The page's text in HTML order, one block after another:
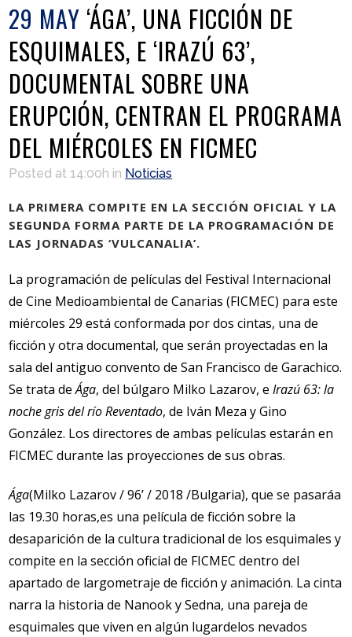
29 MAY ‘ÁGA’, UNA FICCIÓN DE
ESQUIMALES, E ‘IRAZÚ 63’,
DOCUMENTAL SOBRE UNA
ERUPCIÓN, CENTRAN EL PROGRAMA
DEL MIÉRCOLES EN FICMEC
Posted at 14:00h in Noticias
LA PRIMERA COMPITE EN LA SECCIÓN OFICIAL Y LA
SEGUNDA FORMA PARTE DE LA PROGRAMACIÓN DE
LAS JORNADAS ‘VULCANALIA’.
La programación de películas del Festival Internacional
de Cine Medioambiental de Canarias (FICMEC) para este
miércoles 29 está conformada por dos cintas, una de
ficción y otra documental, que serán proyectadas en la
sala del antiguo convento de San Francisco de Garachico.
Se trata deÁga, del búlgaro Milko Lazarov, eIrazú 63: la
noche gris del río Reventado, de Iván Meza y Gino
González. Los directores de ambas películas estarán en
FICMEC durante las proyecciones de sus obras.
Ága(Milko Lazarov / 96’ / 2018 /Bulgaria), que se pasaráa
las 19.30 horas,es una película de ficción sobre la
desaparición de la cultura tradicional de los esquimales y
compite en la sección oficial de FICMEC dentro del
apartado de largometraje de ficción y animación. La cinta
narra la historia de Nanook y Sedna, una pareja de
esquimales que viven en algún lugardelos nevados